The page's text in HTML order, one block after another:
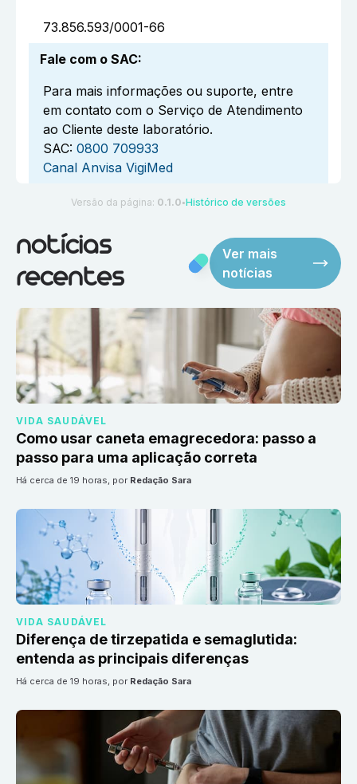
73.856.593/0001-66
Fale com o SAC:
Para mais informações ou suporte, entre
em contato com o Serviço de Atendimento
ao Cliente deste laboratório.
SAC: 0800 709933
Canal Anvisa VigiMed
Versão da página: 0.1.0 ●Histórico de versões
notícias
recentes
Ver mais
notícias
VIDA SAUDÁVEL
Como usar caneta emagrecedora: passo a
passo para uma aplicação correta
há cerca de 19 horas, por Redação Sara
VIDA SAUDÁVEL
Diferença de tirzepatida e semaglutida:
entenda as principais diferenças
há cerca de 19 horas, por Redação Sara